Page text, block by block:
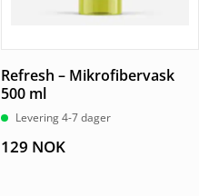
Refresh – Mikrofibervask
500 ml
Levering 4-7 dager
129 NOK